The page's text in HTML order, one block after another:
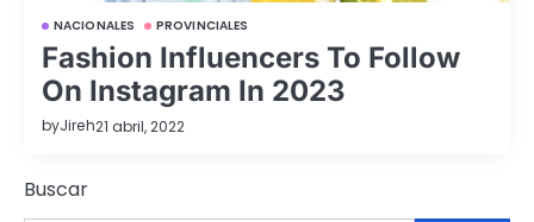
NACIONALES PROVINCIALES
Fashion Influencers To Follow
On Instagram In 2023
byJireh21 abril, 2022
Buscar